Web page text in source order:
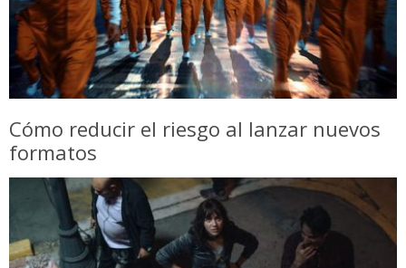
Cómo reducir el riesgo al lanzar nuevos
formatos